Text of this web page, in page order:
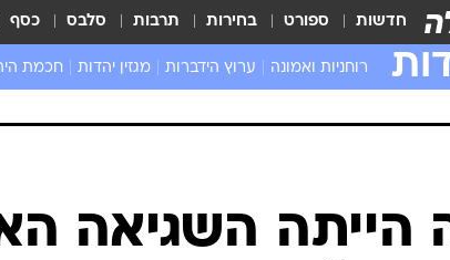
חדשות ספורט בחירות תרבות סלבס כסף
רוחניות ואמונה ערוץ הידברות מגזין יהדות חכמת
הייתה השגיאה